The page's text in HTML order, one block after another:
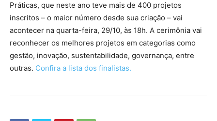
Práticas, que neste ano teve mais de 400 projetos
inscritos – o maior número desde sua criação – vai
acontecer na quarta-feira, 29/10, às 18h. A cerimônia vai
reconhecer os melhores projetos em categorias como
gestão, inovação, sustentabilidade, governança, entre
outras. Confira a lista dos finalistas.